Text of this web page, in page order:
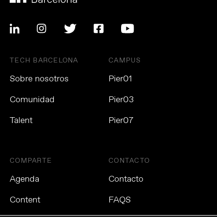
TECH BARCELONA
Sobre nosotros
Comunidad
Talent
CAMPUS
Pier01
Pier03
Pier07
COMPARTE
Agenda
Content
CONTACTO
Contacto
FAQS